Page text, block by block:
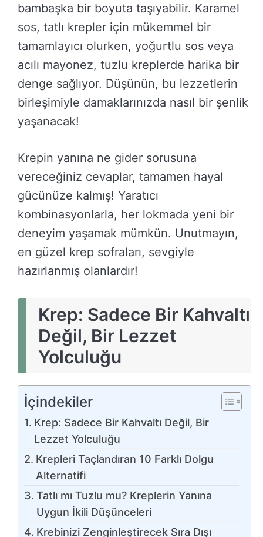
bambaşka bir boyuta taşıyabilir. Karamel
sos, tatlı krepler için mükemmel bir
tamamlayıcı olurken, yoğurtlu sos veya
acılı mayonez, tuzlu kreplerde harika bir
denge sağlıyor. Düşünün, bu lezzetlerin
birleşimiyle damaklarınızda nasıl bir şenlik
yaşanacak!
Krepin yanına ne gider sorusuna
vereceğiniz cevaplar, tamamen hayal
gücünüze kalmış! Yaratıcı
kombinasyonlarla, her lokmada yeni bir
deneyim yaşamak mümkün. Unutmayın,
en güzel krep sofraları, sevgiyle
hazırlanmış olanlardır!
Krep: Sadece Bir Kahvaltı
Değil, Bir Lezzet
Yolculuğu
İçindekiler
Krep: Sadece Bir Kahvaltı Değil, Bir
Lezzet Yolculuğu
Krepleri Taçlandıran 10 Farklı Dolgu
Alternatifi
Tatlı mı Tuzlu mu? Kreplerin Yanına
Uygun İkili Düşünceleri
Krebinizi Zenginleştirecek Sıra Dışı